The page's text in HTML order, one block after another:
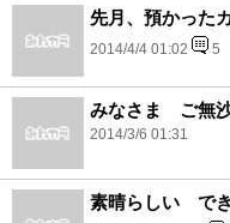
先月、預かった
2014/4/4 01:02 5
みなさま ご無沙
2014/3/6 01:31
素晴らしい で